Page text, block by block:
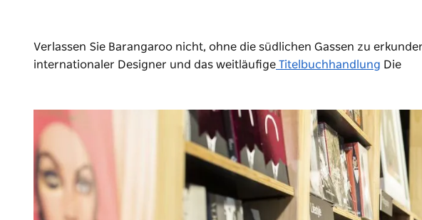
Verlassen Sie Barangaroo nicht, ohne die südlichen Gassen zu
internationaler Designer und das weitläufige Titelbuchhandlung Die